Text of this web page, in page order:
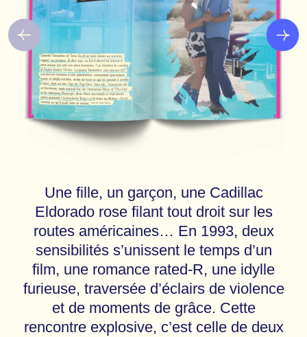
Une fille, un garçon, une Cadillac
Eldorado rose filant tout droit sur les
routes américaines… En 1993, deux
sensibilités s’unissent le temps d’un
film, une romance rated-R, une idylle
furieuse, traversée d’éclairs de violence
et de moments de grâce. Cette
rencontre explosive, c’est celle de deux